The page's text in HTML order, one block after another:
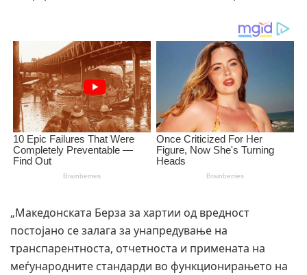
„Македонската Берза за хартии од вредност
постојано се залага за унапредување на
транспарентноста, отчетноста и примената на
меѓународните стандарди во функционирањето на